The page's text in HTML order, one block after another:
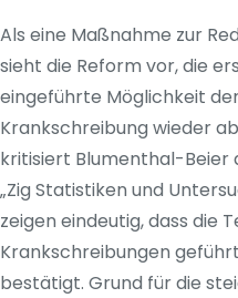
Als eine Maßnahme zur
sieht die Reform vor, die
eingeführte Möglichkeit
Krankschreibung wieder
kritisiert Blumenthal-Beier
„Zig Statistiken und
zeigen eindeutig, dass die
Krankschreibungen
bestätigt. Grund für die